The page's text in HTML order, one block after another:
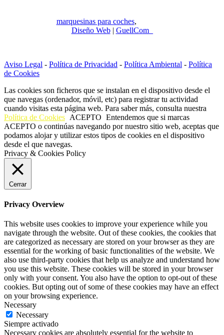
marquesinas para coches,
Diseño Web| GuellCom_
Aviso Legal - Política de Privacidad - Política Ambiental - Política
de Cookies
Las cookies son ficheros que se instalan en el dispositivo desde el
que navegas (ordenador, móvil, etc) para registrar tu actividad
cuando visitas esta página web. Para saber más, consulta nuestra
Política de Cookies ACEPTO Entendemos que si marcas
ACEPTO o continúas navegando por nuestro sitio web, aceptas que
podamos alojar y utilizar estos tipos de cookies en el dispositivo
desde el que navegas.
Privacy & Cookies Policy
Cerrar
Privacy Overview
This website uses cookies to improve your experience while you
navigate through the website. Out of these cookies, the cookies that
are categorized as necessary are stored on your browser as they are
essential for the working of basic functionalities of the website. We
also use third-party cookies that help us analyze and understand how
you use this website. These cookies will be stored in your browser
only with your consent. You also have the option to opt-out of these
cookies. But opting out of some of these cookies may have an effect
on your browsing experience.
Necessary
Necessary
Siempre activado
Necessary cookies are absolutely essential for the website to